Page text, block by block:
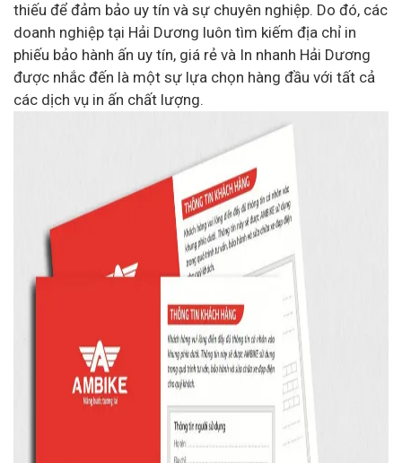
thiếu để đảm bảo uy tín và sự chuyên nghiệp. Do đó, các
doanh nghiệp tại Hải Dương luôn tìm kiếm địa chỉ in
phiếu bảo hành ấn uy tín, giá rẻ và In nhanh Hải Dương
được nhắc đến là một sự lựa chọn hàng đầu với tất cả
các dịch vụ in ấn chất lượng.